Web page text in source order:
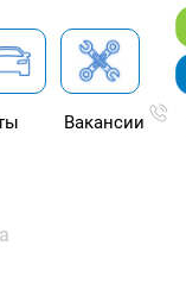
Вакансии